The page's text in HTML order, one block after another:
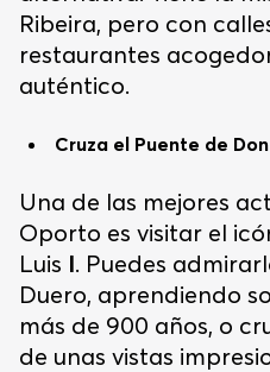
Ribeira, pero con
restaurantes
auténtico.
Cruza el Puente de
Una de las mejores
Oporto es visitar el
Luis I. Puedes
Duero, aprendiendo
más de 900 años, o
de unas vistas